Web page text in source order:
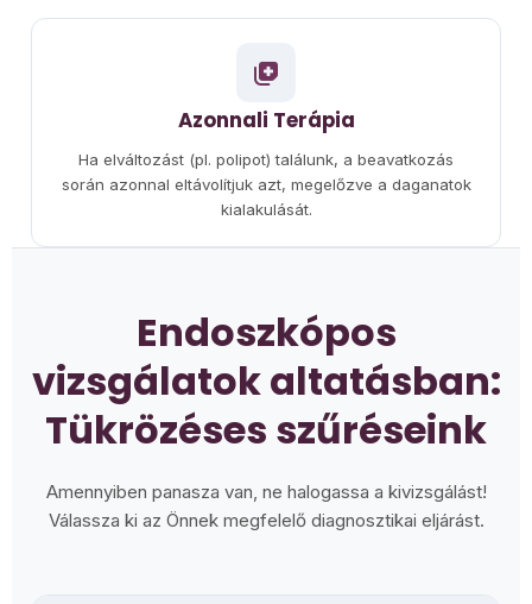
Azonnali Terápia
Ha elváltozást (pl. polipot) találunk, a beavatkozás
során azonnal eltávolítjuk azt, megelőzve a daganatok
kialakulását.
Endoszkópos
vizsgálatok altatásban:
Tükrözéses szűréseink
Amennyiben panasza van, ne halogassa a kivizsgálást!
Válassza ki az Önnek megfelelő diagnosztikai eljárást.